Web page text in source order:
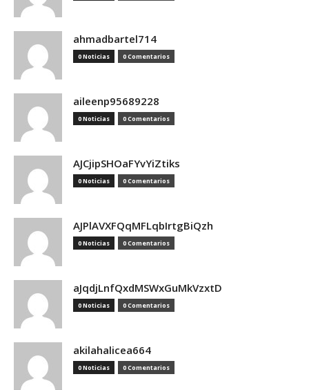
ahmadbartel714
0 Noticias 0 Comentarios
aileenp95689228
0 Noticias 0 Comentarios
AJCjipSHOaFYvYiZtiks
0 Noticias 0 Comentarios
AJPlAVXFQqMFLqbIrtgBiQzh
0 Noticias 0 Comentarios
aJqdjLnfQxdMSWxGuMkVzxtD
0 Noticias 0 Comentarios
akilahalicea664
0 Noticias 0 Comentarios